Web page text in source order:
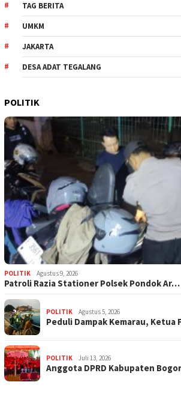
TAG BERITA
UMKM
JAKARTA
DESA ADAT TEGALANG
POLITIK
POLITIK Agustus 9, 2026
Patroli Razia Stationer Polsek Pondok Ar…
POLITIK Agustus 5, 2026
‎Peduli Dampak Kemarau, Ketua
POLITIK Juli 13, 2026
Anggota DPRD Kabupaten